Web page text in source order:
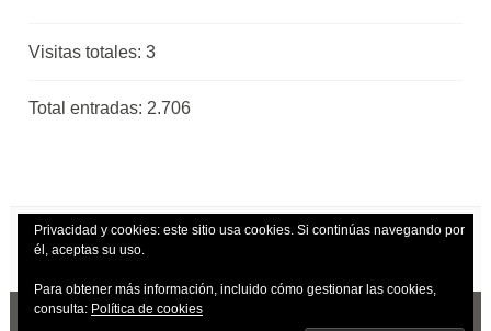
Visitas totales:3
Total entradas:2.706
Privacidad y cookies: este sitio usa cookies. Si continúas navegando por
él, aceptas su uso.
Para obtener más información, incluido cómo gestionar las cookies,
consulta: Política de cookies